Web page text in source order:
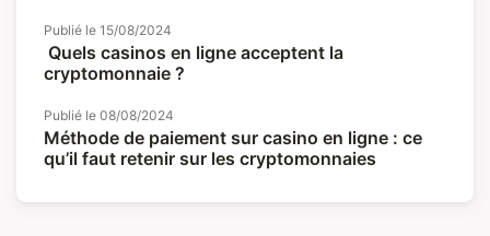
Publié le 15/08/2024
Quels casinos en ligne acceptent la
cryptomonnaie ?
Publié le 08/08/2024
Méthode de paiement sur casino en ligne : ce
qu’il faut retenir sur les cryptomonnaies